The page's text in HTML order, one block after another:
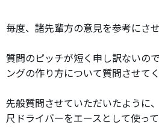
毎度、諸先輩方の意見を参考にさ
質問のピッチが短く申し訳ないの
ングの作り方について質問させてく
先般質問させていただいたように
尺ドライバーをエースとして使って